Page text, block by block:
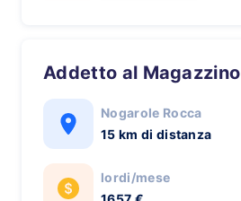
Addetto al Magazzino
Nogarole Rocca
15 km di distanza
lordi/mese